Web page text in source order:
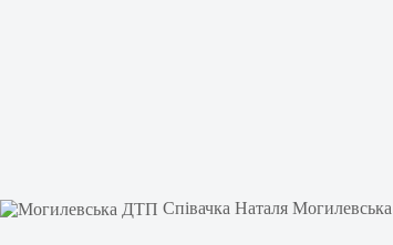
Співачка Наталя